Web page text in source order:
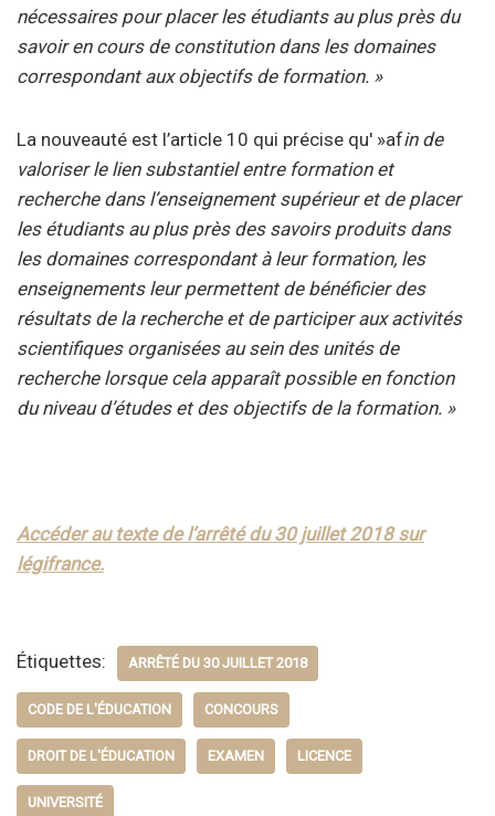
nécessaires pour placer les étudiants au plus près du
savoir en cours de constitution dans les domaines
correspondant aux objectifs de formation. »
La nouveauté est l’article 10 qui précise qu' »afin de
valoriser le lien substantiel entre formation et
recherche dans l’enseignement supérieur et de placer
les étudiants au plus près des savoirs produits dans
les domaines correspondant à leur formation, les
enseignements leur permettent de bénéficier des
résultats de la recherche et de participer aux activités
scientifiques organisées au sein des unités de
recherche lorsque cela apparaît possible en fonction
du niveau d’études et des objectifs de la formation. »
Accéder au texte de l’arrêté du 30 juillet 2018 sur
légifrance.
Étiquettes: ARRÊTÉ DU 30 JUILLET 2018
CODE DE L'ÉDUCATION CONCOURS
DROIT DE L'ÉDUCATION EXAMEN LICENCE
UNIVERSITÉ